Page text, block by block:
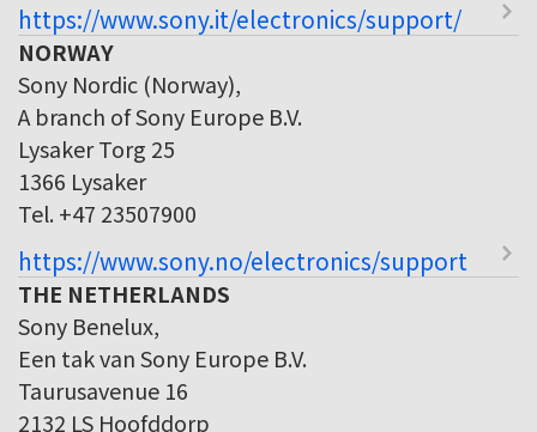
https://www.sony.it/electronics/support/
NORWAY
Sony Nordic (Norway),
A branch of Sony Europe B.V.
Lysaker Torg 25
1366 Lysaker
Tel. +47 23507900
https://www.sony.no/electronics/support
THE NETHERLANDS
Sony Benelux,
Een tak van Sony Europe B.V.
Taurusavenue 16
2132 LS Hoofddorp